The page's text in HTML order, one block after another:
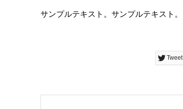
サンプルテキスト。サンプルテキスト。
Tweet